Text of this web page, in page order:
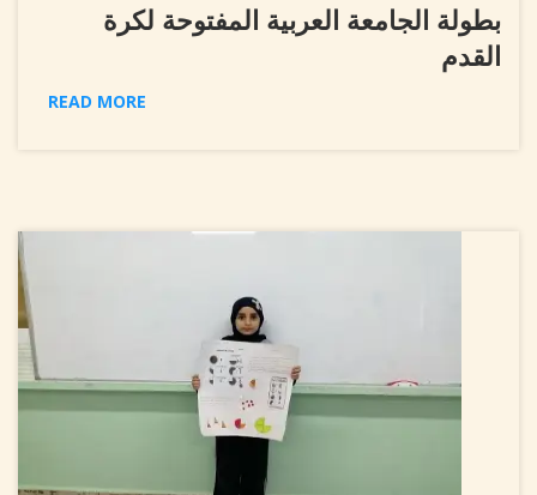
بطولة الجامعة العربية المفتوحة لكرة
القدم
READ MORE